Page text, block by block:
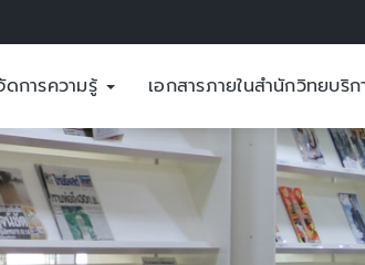
ดการความรู้ เอกสารภายในสำนักวิทยบริก